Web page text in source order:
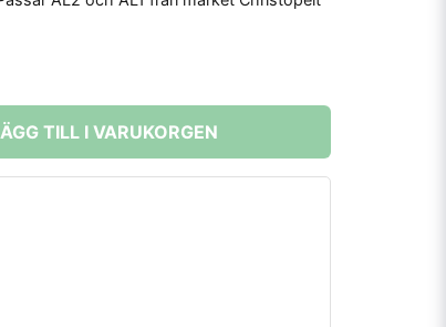
TILL I VARUKORGEN